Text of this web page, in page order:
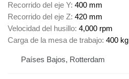
Recorrido del eje Y 400 mm
Recorrido del eje Z 420 mm
Velocidad del husillo 4,000 rpm
Carga de la mesa de trabajo 400 kg
Países Bajos, Rotterdam